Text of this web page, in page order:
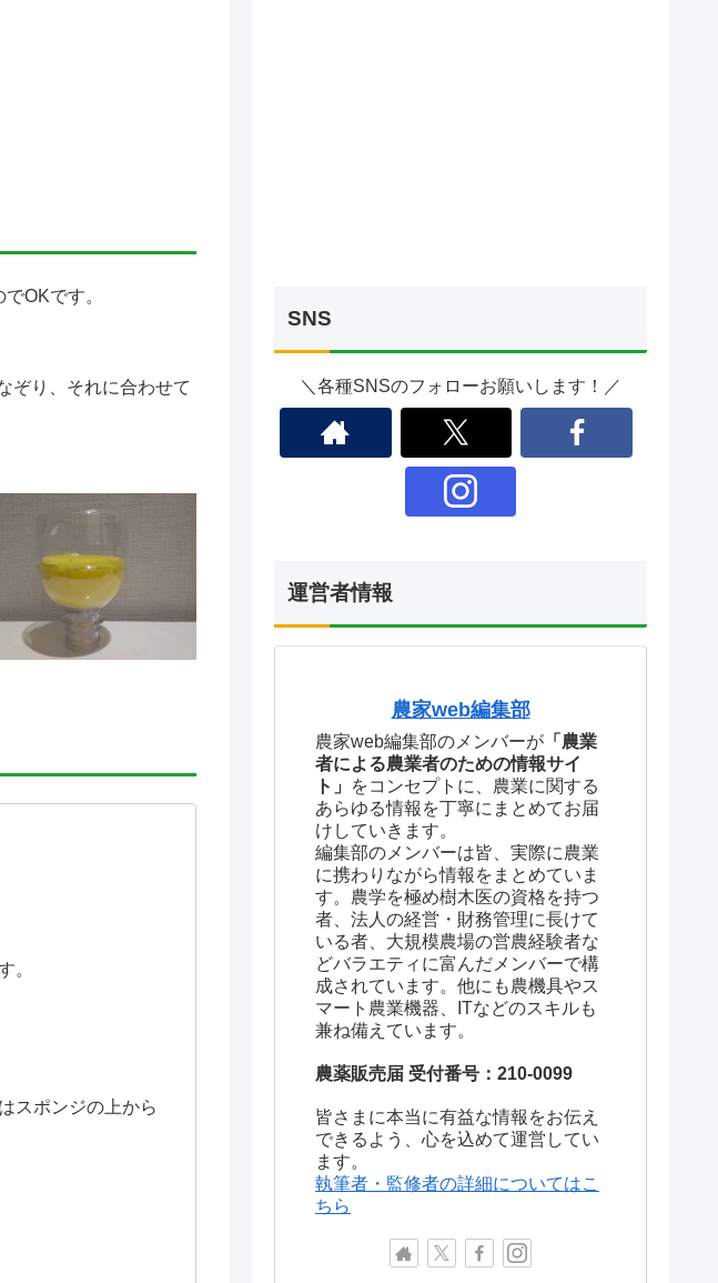
OKです。
ぞり、それに合わせて
。
スポンジの上から
SNS
＼各種SNSのフォローお願いします！／
運営者情報
農家web編集部
農家web編集部のメンバーが 「農業
者による農業者のための情報サイ
ト」
をコンセプトに、農業に関する
あらゆる情報を丁寧にまとめてお届
けしていきます。
編集部のメンバーは皆、実際に農業
に携わりながら情報をまとめていま
す。農学を極め樹木医の資格を持つ
者、法人の経営・財務管理に長けて
いる者、大規模農場の営農経験者な
どバラエティに富んだメンバーで構
成されています。他にも農機具やス
マート農業機器、ITなどのスキルも
兼ね備えています。
農薬販売届 受付番号：210-0099
皆さまに本当に有益な情報をお伝え
できるよう、心を込めて運営してい
ます。
執筆者・監修者の詳細についてはこ
ちら